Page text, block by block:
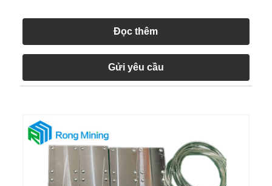
Đọc thêm
Gửi yêu cầu